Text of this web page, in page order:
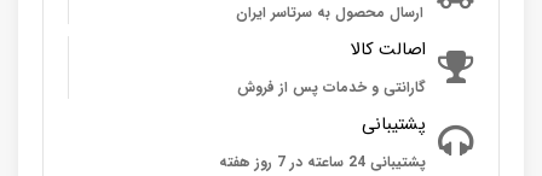
ارسال محصول به سرتاسر ایران
اصالت کالا
گارانتی و خدمات پس از فروش
پشتیبانی
پشتیبانی 24 ساعته در 7 روز هفته